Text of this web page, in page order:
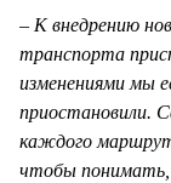
– К внедрению
транспорта
изменениями мы
приостановили.
каждого
чтобы понимать,